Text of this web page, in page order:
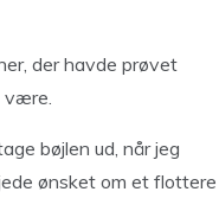
der havde prøvet
være.
bøjlen ud, når jeg
ønsket om et flottere